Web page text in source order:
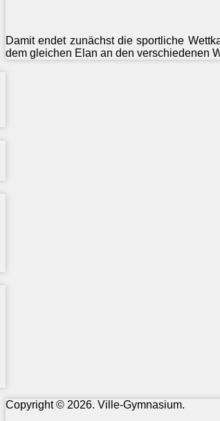
Damit endet zunächst die sportliche
dem gleichen Elan an den verschiedenen
Copyright © 2026. Ville-Gymnasium.